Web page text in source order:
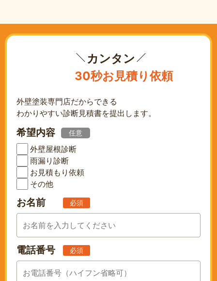
カンタン
30秒お見積り依頼
外壁塗装専門店だからできる
わかりやすい診断見積書を提出します。
希望内容 任意
外壁屋根診断
雨漏り診断
お見積もり依頼
その他
お名前 必須
電話番号 必須